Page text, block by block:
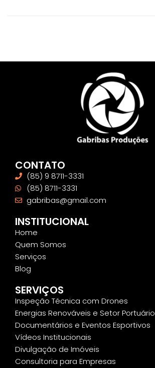
CONTATO
(85) 9 8711-3331
(85) 8711-3331
gabribas@gmail.com
INSTITUCIONAL
Home
Quem Somos
Serviços
Blog
SERVIÇOS
Inspeção Técnica com Drones
Energias Renováveis e Setor Portuário
Documentários e Eventos Esportivos
Vídeos Institucionais
Divulgação de Imóveis
Consultoria para Empresas